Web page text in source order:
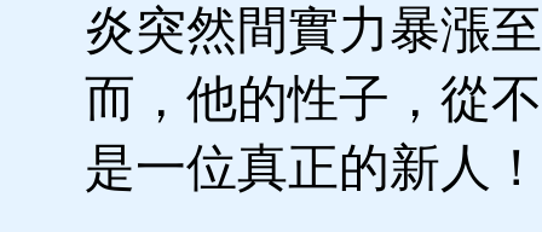
炎突然間實力暴漲
而，他的性子，從
是一位真正的新人！